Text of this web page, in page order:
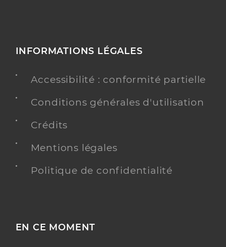
INFORMATIONS LÉGALES
Accessibilité : conformité partielle
Conditions générales d'utilisation
Crédits
Mentions légales
Politique de confidentialité
EN CE MOMENT